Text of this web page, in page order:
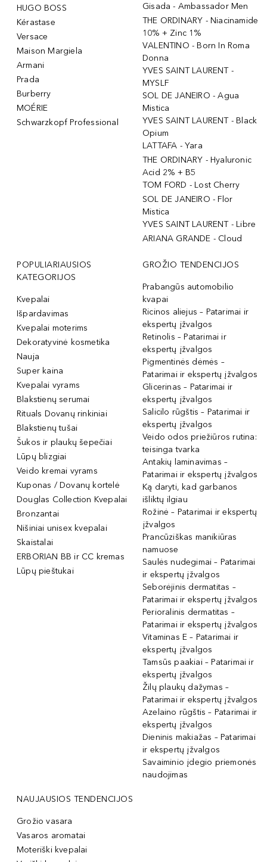
HUGO BOSS
Kérastase
Versace
Maison Margiela
Armani
Prada
Burberry
MOÉRIE
Schwarzkopf Professional
Gisada - Ambassador Men
THE ORDINARY - Niacinamide
10% + Zinc 1%
VALENTINO - Born In Roma
Donna
YVES SAINT LAURENT -
MYSLF
SOL DE JANEIRO - Agua
Mistica
YVES SAINT LAURENT - Black
Opium
LATTAFA - Yara
THE ORDINARY - Hyaluronic
Acid 2% + B5
TOM FORD - Lost Cherry
SOL DE JANEIRO - Flor
Mistica
YVES SAINT LAURENT - Libre
ARIANA GRANDE - Cloud
POPULIARIAUSIOS
KATEGORIJOS
Kvepalai
Išpardavimas
Kvepalai moterims
Dekoratyvinė kosmetika
Nauja
Super kaina
Kvepalai vyrams
Blakstienų serumai
Rituals Dovanų rinkiniai
Blakstienų tušai
Šukos ir plaukų šepečiai
Lūpų blizgiai
Veido kremai vyrams
Kuponas / Dovanų kortelė
Douglas Collection Kvepalai
Bronzantai
Nišiniai unisex kvepalai
Skaistalai
ERBORIAN BB ir CC kremas
Lūpų pieštukai
GROŽIO TENDENCIJOS
Prabangūs automobilio
kvapai
Ricinos aliejus – Patarimai ir
ekspertų įžvalgos
Retinolis – Patarimai ir
ekspertų įžvalgos
Pigmentinės dėmės –
Patarimai ir ekspertų įžvalgos
Glicerinas – Patarimai ir
ekspertų įžvalgos
Salicilo rūgštis – Patarimai ir
ekspertų įžvalgos
Veido odos priežiūros rutina:
teisinga tvarka
Antakių laminavimas –
Patarimai ir ekspertų įžvalgos
Ką daryti, kad garbanos
išliktų ilgiau
Rožinė – Patarimai ir ekspertų
įžvalgos
Prancūziškas manikiūras
namuose
Saulės nudegimai – Patarimai
ir ekspertų įžvalgos
Seborėjinis dermatitas –
Patarimai ir ekspertų įžvalgos
Perioralinis dermatitas –
Patarimai ir ekspertų įžvalgos
Vitaminas E – Patarimai ir
ekspertų įžvalgos
Tamsūs paakiai – Patarimai ir
ekspertų įžvalgos
Žilų plaukų dažymas –
Patarimai ir ekspertų įžvalgos
Azelaino rūgštis – Patarimai ir
ekspertų įžvalgos
Dieninis makiažas – Patarimai
ir ekspertų įžvalgos
Savaiminio įdegio priemonės
naudojimas
NAUJAUSIOS TENDENCIJOS
Grožio vasara
Vasaros aromatai
Moteriški kvepalai